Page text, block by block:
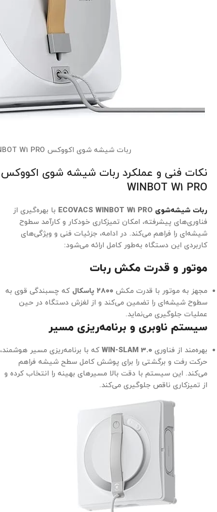
ربات شیشه شوی اکووکس WINBOT W1 PRO
نکات فنی و عملکرد ربات شیشه شوی اکووکس
WINBOT W1 PRO
ربات شیشه‌شوی ECOVACS WINBOT W1 PRO با بهره‌گیری از
فناوری‌های پیشرفته، امکان تمیزکاری خودکار و کارآمد سطوح
شیشه‌ای را فراهم می‌کند. در ادامه، جزئیات فنی و ویژگی‌های
کاربردی این دستگاه به‌طور کامل ارائه می‌شود:
موتور و قدرت مکش ربات
مجهز به موتور با قدرت مکش ۲۸۰۰ پاسکال
که چسبندگی قوی به
سطوح شیشه‌ای را تضمین می‌کند و از لغزش دستگاه در حین
عملیات جلوگیری می‌نماید.
سیستم ناوبری و برنامه‌ریزی مسیر
بهره‌مند از فناوری WIN-SLAM 3.0 که با برنامه‌ریزی مسیر هوشمند،
حرکت رفت و برگشتی را برای پوشش کامل سطح شیشه فراهم
می‌کند. این سیستم با دقت بالا مسیرهای بهینه را انتخاب کرده و
از تمیزکاری ناقص جلوگیری می‌کند.